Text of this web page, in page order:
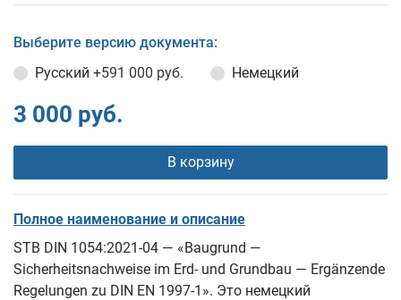
Выберите версию документа:
Русский +591 000 руб. Немецкий
3 000 руб.
В корзину
Полное наименование и описание
STB DIN 1054:2021-04 — «Baugrund —
Sicherheitsnachweise im Erd- und Grundbau — Ergänzende
Regelungen zu DIN EN 1997-1». Это немецкий